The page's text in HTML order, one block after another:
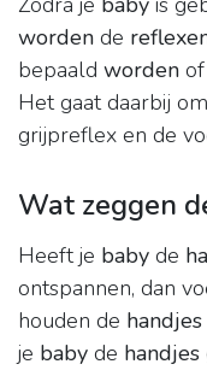
worden de
bepaald worden
Het gaat daarbij
grijpreflex en de
Wat zeggen
Heeft je baby de
ontspannen, dan
houden de handjes
je baby de handjes